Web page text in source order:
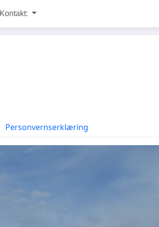
Kontakt:
Personvernserklæring